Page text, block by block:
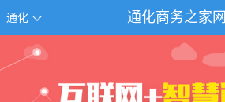
通化 通化商务之家网